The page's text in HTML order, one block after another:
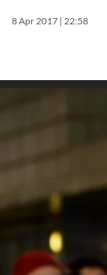
8 Apr 2017 | 22:58